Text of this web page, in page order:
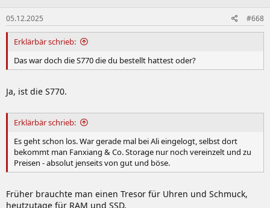
05.12.2025 #668
Erklärbär schrieb:
Das war doch die S770 die du bestellt hattest oder?
Ja, ist die S770.
Erklärbär schrieb:
Es geht schon los. War gerade mal bei Ali eingelogt, selbst dort
bekommt man Fanxiang & Co. Storage nur noch vereinzelt und zu
Preisen - absolut jenseits von gut und böse.
Früher brauchte man einen Tresor für Uhren und Schmuck,
heutzutage für RAM und SSD.